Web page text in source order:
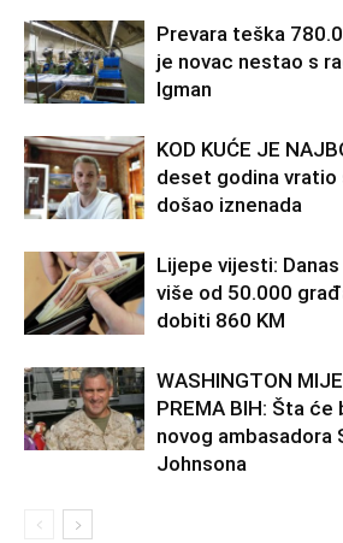
Prevara teška
je novac nestao s
Igman
KOD KUĆE JE
deset godina vratio
došao iznenada
Lijepe vijesti:
više od 50.000
dobiti 860 KM
WASHINGTON
PREMA BIH: Šta
novog ambasadora
Johnsona